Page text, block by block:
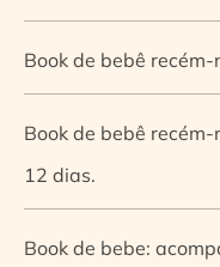
Book de bebê
Book de bebê
12 dias.
Book de bebe: